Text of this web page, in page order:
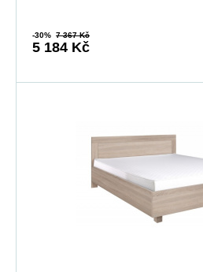
-30% 7 367 Kč
5 184 Kč